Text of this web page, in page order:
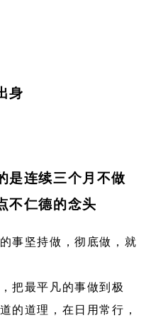
身
是连续三个月不做
不仁德的念头
事坚持做，彻底做，就
把最平凡的事做到极
的道理，在日用常行，